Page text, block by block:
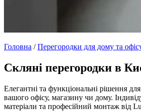
Головна /Перегородки для дому та
Скляні перегородки в
Елегантні та функціональні рішення
вашого офісу, магазину чи дому.
матеріали та професійний монтаж від